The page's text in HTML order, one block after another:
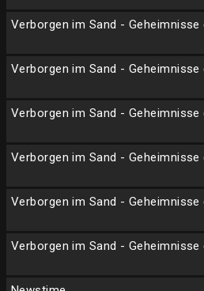
Verborgen im Sand -
Verborgen im Sand -
Verborgen im Sand -
Verborgen im Sand -
Verborgen im Sand -
Verborgen im Sand -